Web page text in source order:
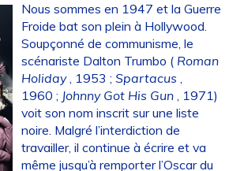
Nous sommes en 1947 et la Guerre
Froide bat son plein à Hollywood.
Soupçonné de communisme, le
scénariste Dalton Trumbo ( Roman
Holiday, 1953 ;Spartacus ,
1960 ; Johnny Got His Gun , 1971)
voit son nom inscrit sur une liste
noire. Malgré l’interdiction de
travailler, il continue à écrire et va
même jusqu’à remporter l’Oscar du